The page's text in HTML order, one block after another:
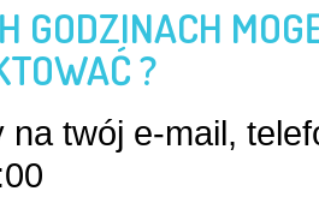
GODZINACH
?
na twój e-mail,